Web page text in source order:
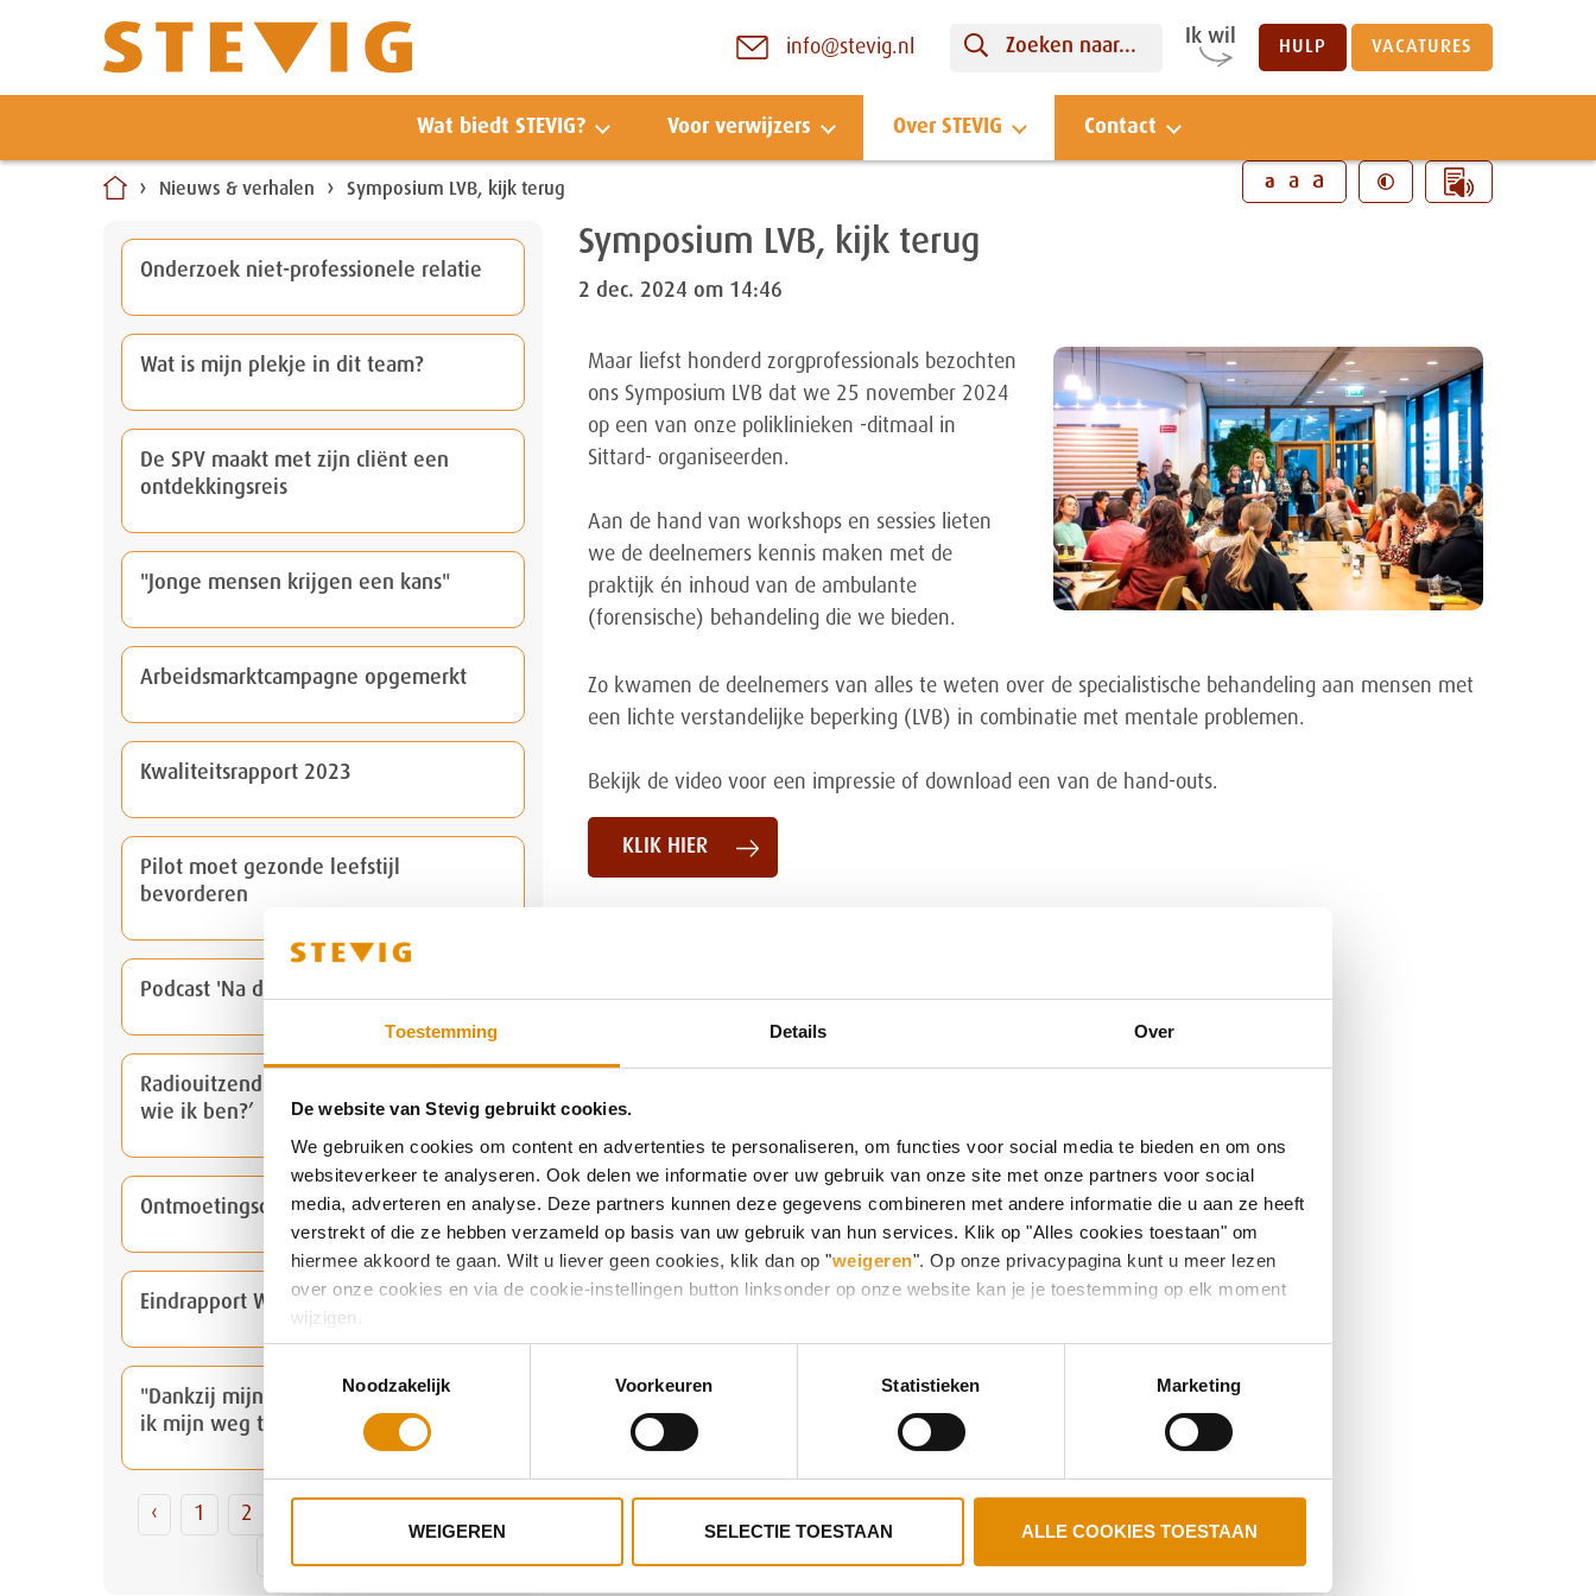
Toestemming Details Over
De website van Stevig gebruikt cookies.
We gebruiken cookies om content en advertenties te personaliseren, om functies voor social media te bieden en om ons
websiteverkeer te analyseren. Ook delen we informatie over uw gebruik van onze site met onze partners voor social
media, adverteren en analyse. Deze partners kunnen deze gegevens combineren met andere informatie die u aan ze heeft
verstrekt of die ze hebben verzameld op basis van uw gebruik van hun services. Klik op "Alles cookies toestaan" om
hiermee akkoord te gaan. Wilt u liever geen cookies, klik dan op "weigeren". Op onze privacypagina kunt u meer lezen
over onze cookies en via de cookie-instellingen button linksonder op onze website kan je je toestemming op elk moment
wijzigen.
Noodzakelijk
Voorkeuren Statistieken Marketing
WEIGEREN SELECTIE TOESTAAN ALLE COOKIES TOESTAAN
info@stevig.nl Zoeken naar... Ik wil HULP VACATURES
Wat biedt STEVIG? Voor verwijzers Over STEVIG Contact
a a a
Nieuws & verhalen Symposium LVB, kijk terug
Onderzoek niet-professionele relatie
Wat is mijn plekje in dit team?
De SPV maakt met zijn cliënt een
ontdekkingsreis
"Jonge mensen krijgen een kans"
Arbeidsmarktcampagne opgemerkt
Kwaliteitsrapport 2023
Pilot moet gezonde leefstijl
bevorderen
Podcast 'Na de daad'
Radiouitzending over rapport ‘Weet jij
wie ik ben?’
Ontmoetingsdag voor Werkzoekenden
Eindrapport Weet Jij Wie Ik Ben?
"Dankzij mijn therapie bij STEVIG weet
ik mijn weg te vinden"
‹ 1 2
Symposium LVB, kijk terug
2 dec. 2024 om 14:46
Maar liefst honderd zorgprofessionals bezochten
ons Symposium LVB dat we 25 november 2024
op een van onze poliklinieken -ditmaal in
Sittard- organiseerden.
Aan de hand van workshops en sessies lieten
we de deelnemers kennis maken met de
praktijk én inhoud van de ambulante
(forensische) behandeling die we bieden.
Zo kwamen de deelnemers van alles te weten over de specialistische behandeling aan mensen met
een lichte verstandelijke beperking (LVB) in combinatie met mentale problemen.
Bekijk de video voor een impressie of download een van de hand-outs.
KLIK HIER
Sluiten